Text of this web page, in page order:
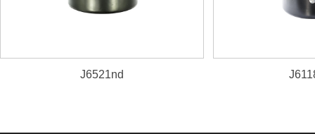
J6521nd